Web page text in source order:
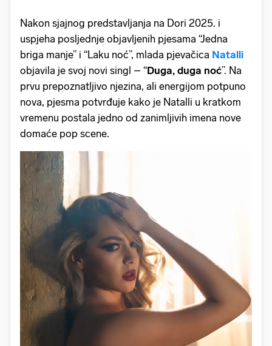
Nakon sjajnog predstavljanja na Dori 2025. i
uspjeha posljednje objavljenih pjesama “Jedna
briga manje” i “Laku noć”, mlada pjevačica Natalli
objavila je svoj novi singl – “Duga, duga noć”. Na
prvu prepoznatljivo njezina, ali energijom potpuno
nova, pjesma potvrđuje kako je Natalli u kratkom
vremenu postala jedno od zanimljivih imena nove
domaće pop scene.